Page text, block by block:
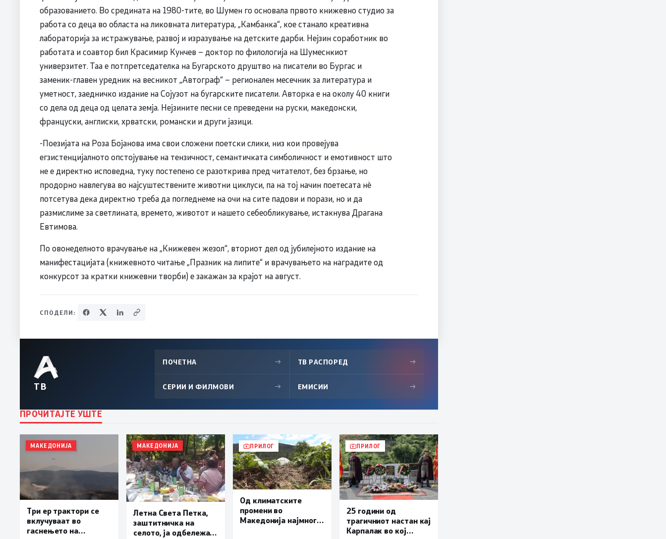
образованието. Во средината на 1980-тите, во Шумен го основала првото книжевно студио за
работа со деца во областа на ликовната литература, „Камбанка“, кое станало креативна
лабораторија за истражување, развој и изразување на детските дарби. Нејзин соработник во
работата и соавтор бил Красимир Кунчев – доктор по филологија на Шумеснкиот
универзитет. Таа е потпретседателка на Бугарското друштво на писатели во Бургас и
заменик-главен уредник на весникот „Автограф“ – регионален месечник за литература и
уметност, заедничко издание на Сојузот на бугарските писатели. Авторка е на околу 40 книги
со дела од деца од целата земја. Нејзините песни се преведени на руски, македонски,
француски, англиски, хрватски, романски и други јазици.
-Поезијата на Роза Бојанова има свои сложени поетски слики, низ кои провејува
егзистенцијалното опстојување на тензичност, семантичката симболичност и емотивност што
не е директно исповедна, туку постепено се разоткрива пред читателот, без брзање, но
продорно навлегува во најсуштествените животни циклуси, па на тој начин поетесата нè
потсетува дека директно треба да погледнеме на очи на сите падови и порази, но и да
размислиме за светлината, времето, животот и нашето себеобликување, истакнува Драгана
Евтимова.
По овонеделното врачување на „Книжевен жезол“, вториот дел од јубилејното издание на
манифестацијата (книжевното читање „Празник на липите“ и врачувањето на наградите од
конкурсот за кратки книжевни творби) е закажан за крајот на август.
СПОДЕЛИ:
ТВ
ПОЧЕТНА → ТВ РАСПОРЕД →
СЕРИИ И ФИЛМОВИ → ЕМИСИИ →
ПРОЧИТАЈТЕ УШТЕ
МАКЕДОНИЈА
Три ер трактори се
вклучуваат во
гаснењето на
МАКЕДОНИЈА
Летна Света Петка,
заштитничка на
селото, ја одбележаа
ПРИЛОГ
Од климатските
промени во
Македонија најмногу
ПРИЛОГ
25 години од
трагичниот настан кај
Карпалак во кој